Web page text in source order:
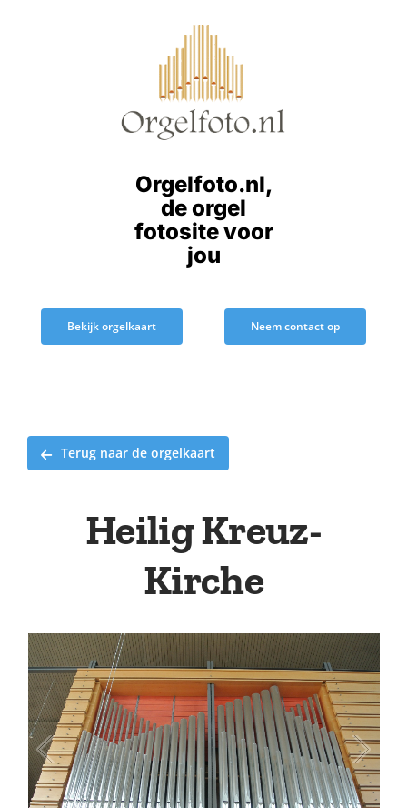
Orgelfoto.nl,
de orgel
fotosite voor
jou
Bekijk orgelkaart Neem contact op
Terug naar de orgelkaart
Heilig Kreuz-
Kirche